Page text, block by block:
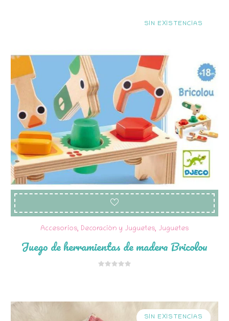
SIN EXISTENCIAS
Accesorios, Decoración y Juguetes, Juguetes
Juego de herramientas de madera Bricolou
SIN EXISTENCIAS